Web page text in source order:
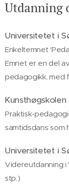
Utdanning
Universitetet i
Enkeltemnet
Emnet er en del
pedagogikk, med
Praktisk-
samtidsdans som
Universitetet i
Videreutdanning i
stp.)